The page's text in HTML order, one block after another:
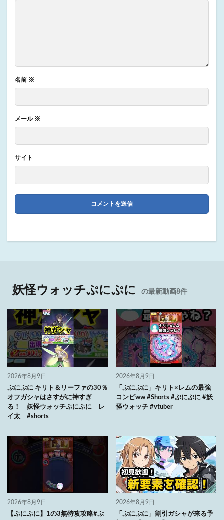
名前 ※
メール ※
サイト
妖怪ウォッチぷにぷに の最新動画8件
2026年8月9日
ぷにぷに キリト＆リーファの30％
オフガシャはさすがに神すぎ
る！ 妖怪ウォッチぷにぷに レ
イ太 #shorts
2026年8月9日
「ぷにぷに」キリト×レムの最強
コンビww #Shorts #ぷにぷに #妖
怪ウォッチ #vtuber
2026年8月9日
【ぷにぷに】1の3無特攻攻略#ぷ
2026年8月9日
「ぷにぷに」割引ガシャが来る予